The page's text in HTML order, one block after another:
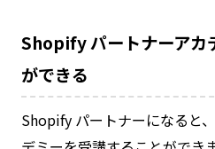
Shopify パートナーアカ
ができる
Shopify パートナーになると